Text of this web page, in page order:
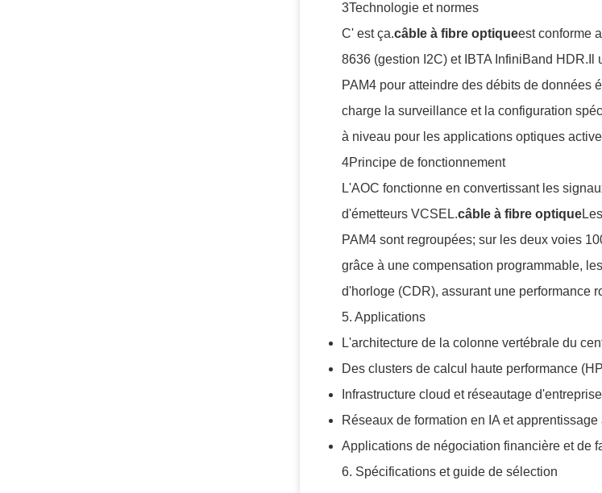
3Technologie et normes
C' est ça.câble à fibre optiqueest conforme
8636 (gestion I2C) et IBTA InfiniBand
PAM4 pour atteindre des débits de données
charge la surveillance et la configuration
à niveau pour les applications optiques
4Principe de fonctionnement
L'AOC fonctionne en convertissant les
d'émetteurs VCSEL.câble à fibre optique
PAM4 sont regroupées; sur les deux voies
grâce à une compensation programmable,
d'horloge (CDR), assurant une performance
5. Applications
L'architecture de la colonne vertébrale du
Des clusters de calcul haute performance
Infrastructure cloud et réseautage d'entreprise
Réseaux de formation en IA et
Applications de négociation financière et de
6. Spécifications et guide de sélection